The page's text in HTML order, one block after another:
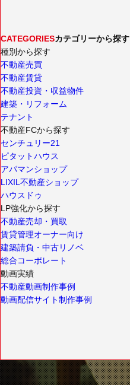
CATEGORIESカテゴリーから探す
種別から探す
不動産売買
不動産賃貸
不動産投資・収益物件
建築・リフォーム
テナント
不動産FCから探す
センチュリー21
ピタットハウス
アパマンショップ
LIXIL不動産ショップ
ハウスドゥ
LP強化から探す
不動産売却・買取
賃貸管理オーナー向け
建築請負・中古リノベ
総合コーポレート
動画実績
不動産動画制作事例
動画配信サイト制作事例